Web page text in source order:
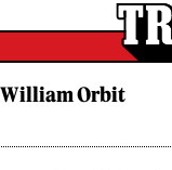
William Orbit